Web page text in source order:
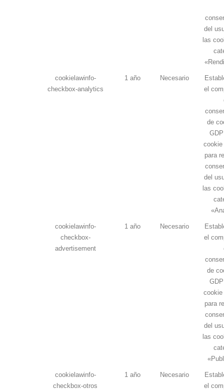
del
las
cookielawinfo-
checkbox-analytics
1 año Necesario
el
de
para
del
las
cookielawinfo-
checkbox-
advertisement
1 año Necesario
el
de
para
del
las
cookielawinfo-
checkbox-otros
1 año Necesario
el